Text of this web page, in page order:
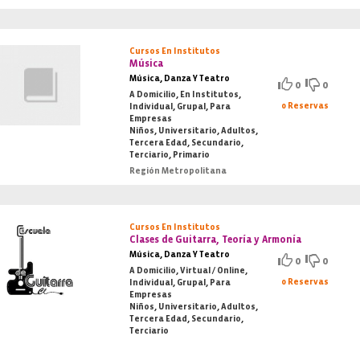
Cursos En Institutos
Música
Música, Danza Y Teatro
A Domicilio, En Institutos,
Individual, Grupal, Para
Empresas
Niños, Universitario, Adultos,
Tercera Edad, Secundario,
Terciario, Primario
Región Metropolitana
0 0
0 Reservas
Cursos En Institutos
Clases de Guitarra, Teoría y Armonía
Música, Danza Y Teatro
A Domicilio, Virtual / Online,
Individual, Grupal, Para
Empresas
Niños, Universitario, Adultos,
Tercera Edad, Secundario,
Terciario
0 0
0 Reservas